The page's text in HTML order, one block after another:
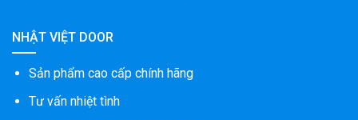
NHẬT VIỆT DOOR
Sản phẩm cao cấp chính hãng
Tư vấn nhiệt tình